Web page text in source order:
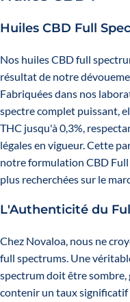
Huiles CBD Full
Nos huiles CBD full
résultat de notre
Fabriquées dans nos
spectre complet puissant,
THC jusqu'à 0,3%,
légales en vigueur. Cette
notre formulation CBD
plus recherchées sur le
L'Authenticité du
Chez Novaloa, nous ne
full spectrums. Une
spectrum doit être sombre,
contenir un taux significatif